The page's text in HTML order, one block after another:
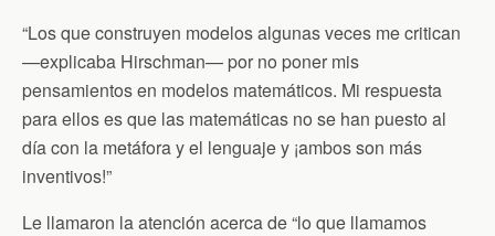
“Los que construyen modelos algunas veces me critican
—explicaba Hirschman— por no poner mis
pensamientos en modelos matemáticos. Mi respuesta
para ellos es que las matemáticas no se han puesto al
día con la metáfora y el lenguaje y ¡ambos son más
inventivos!”
Le llamaron la atención acerca de “lo que llamamos